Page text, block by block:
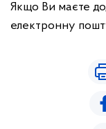
Якщо Ви маєте
електронну